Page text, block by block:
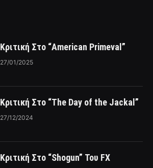
Κριτική Στο “American Primeval”
27/01/2025
Κριτική Στο “The Day of the Jackal”
27/12/2024
Κριτική Στο “Shogun” Του FX